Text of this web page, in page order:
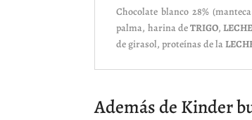
Chocolate blanco 28%
palma, harina deTRIGO,LECHE
de girasol, proteínas de la
Además de Kinder